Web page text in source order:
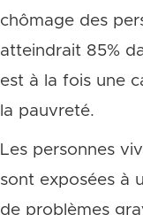
chômage des
atteindrait 85%
est à la fois une
la pauvreté.
Les personnes
sont exposées à
de problèmes